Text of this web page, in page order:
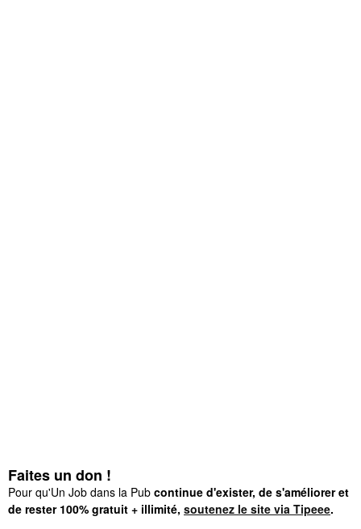
Faites un don !
Pour qu'Un Job dans la Pub continue d'exister, de s'améliorer et
de rester 100% gratuit + illimité, soutenez le site via Tipeee.